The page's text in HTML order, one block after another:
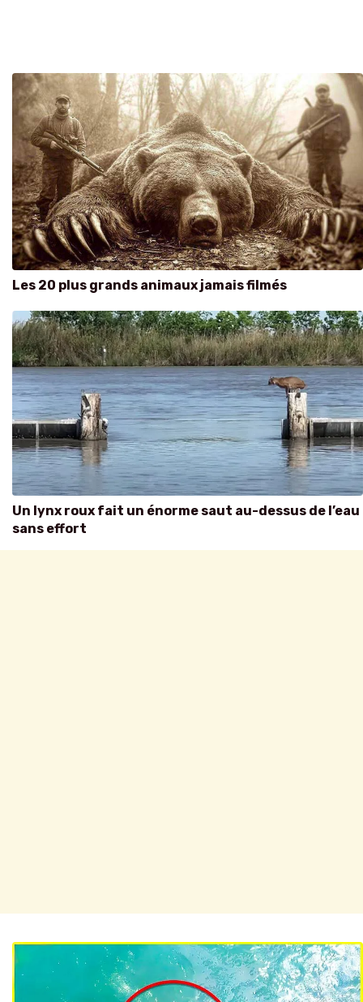
Les 20 plus grands animaux jamais filmés
Un lynx roux fait un énorme saut au-dessus de l’eau
sans effort